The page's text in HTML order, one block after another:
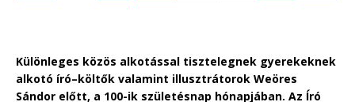
Különleges közös alkotással tisztelegnek gyerekeknek
alkotó író–költők valamint illusztrátorok Weöres
Sándor előtt, a 100-ik születésnap hónapjában. Az Író